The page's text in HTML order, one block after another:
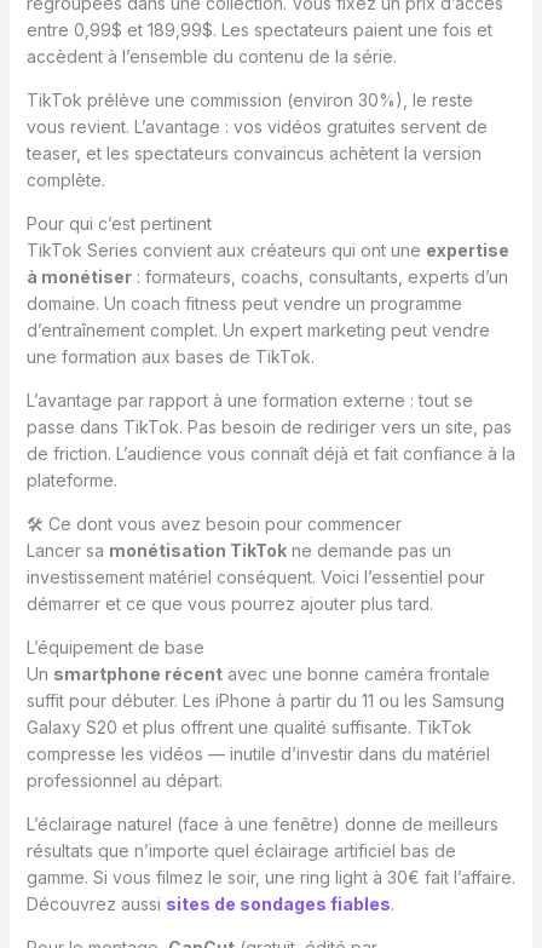
entre 0,99$ et 189,99$. Les spectateurs paient une fois et
accèdent à l’ensemble du contenu de la série.
TikTok prélève une commission (environ 30%), le reste
vous revient. L’avantage : vos vidéos gratuites servent de
teaser, et les spectateurs convaincus achètent la version
complète.
Pour qui c’est pertinent
TikTok Series convient aux créateurs qui ont une expertise
à monétiser: formateurs, coachs, consultants, experts d’un
domaine. Un coach fitness peut vendre un programme
d’entraînement complet. Un expert marketing peut vendre
une formation aux bases de TikTok.
L’avantage par rapport à une formation externe : tout se
passe dans TikTok. Pas besoin de rediriger vers un site, pas
de friction. L’audience vous connaît déjà et fait confiance à la
plateforme.
🛠️ Ce dont vous avez besoin pour commencer
Lancer sa monétisation TikTokne demande pas un
investissement matériel conséquent. Voici l’essentiel pour
démarrer et ce que vous pourrez ajouter plus tard.
L’équipement de base
Un smartphone récentavec une bonne caméra frontale
suffit pour débuter. Les iPhone à partir du 11 ou les Samsung
Galaxy S20 et plus offrent une qualité suffisante. TikTok
compresse les vidéos — inutile d’investir dans du matériel
professionnel au départ.
L’éclairage naturel (face à une fenêtre) donne de meilleurs
résultats que n’importe quel éclairage artificiel bas de
gamme. Si vous filmez le soir, une ring light à 30€ fait l’affaire.
Découvrez aussi sites de sondages fiables.